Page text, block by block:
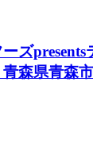
ズpresents
森県青森市